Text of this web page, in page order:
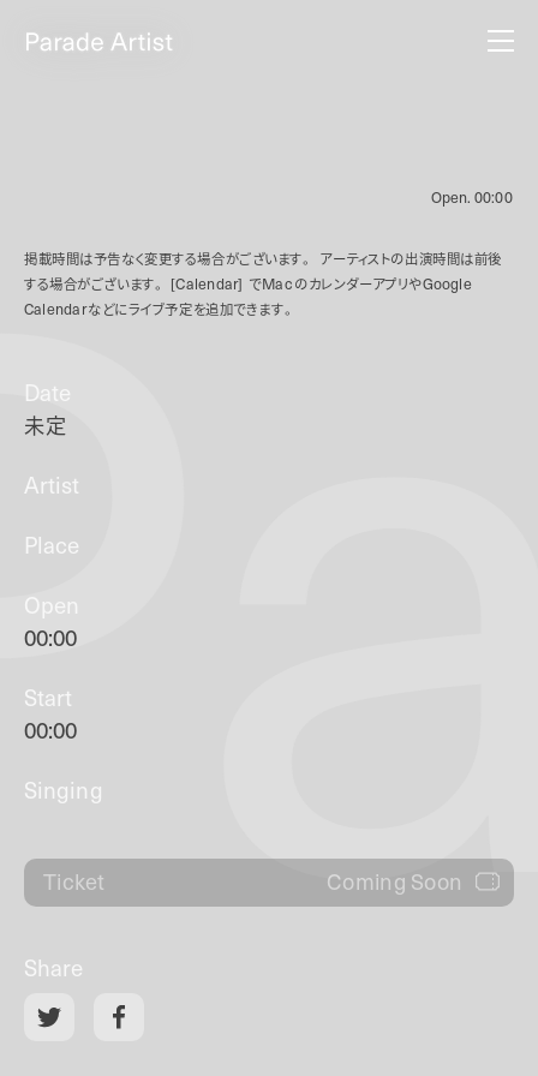
Open. 00:00
掲載時間は予告なく変更する場合がございます。
アーティストの出演時間は前後
する場合がございます。
[Calendar] でMacのカレンダーアプリやGoogle
Calendarなどにライブ予定を追加できます。
Date
未定
Artist
Place
Open
00:00
Start
00:00
Singing
Ticket Coming Soon
Share